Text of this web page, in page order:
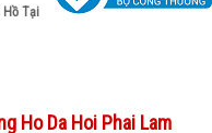
Hồ Tại
Ho Da Hoi Phai Lam